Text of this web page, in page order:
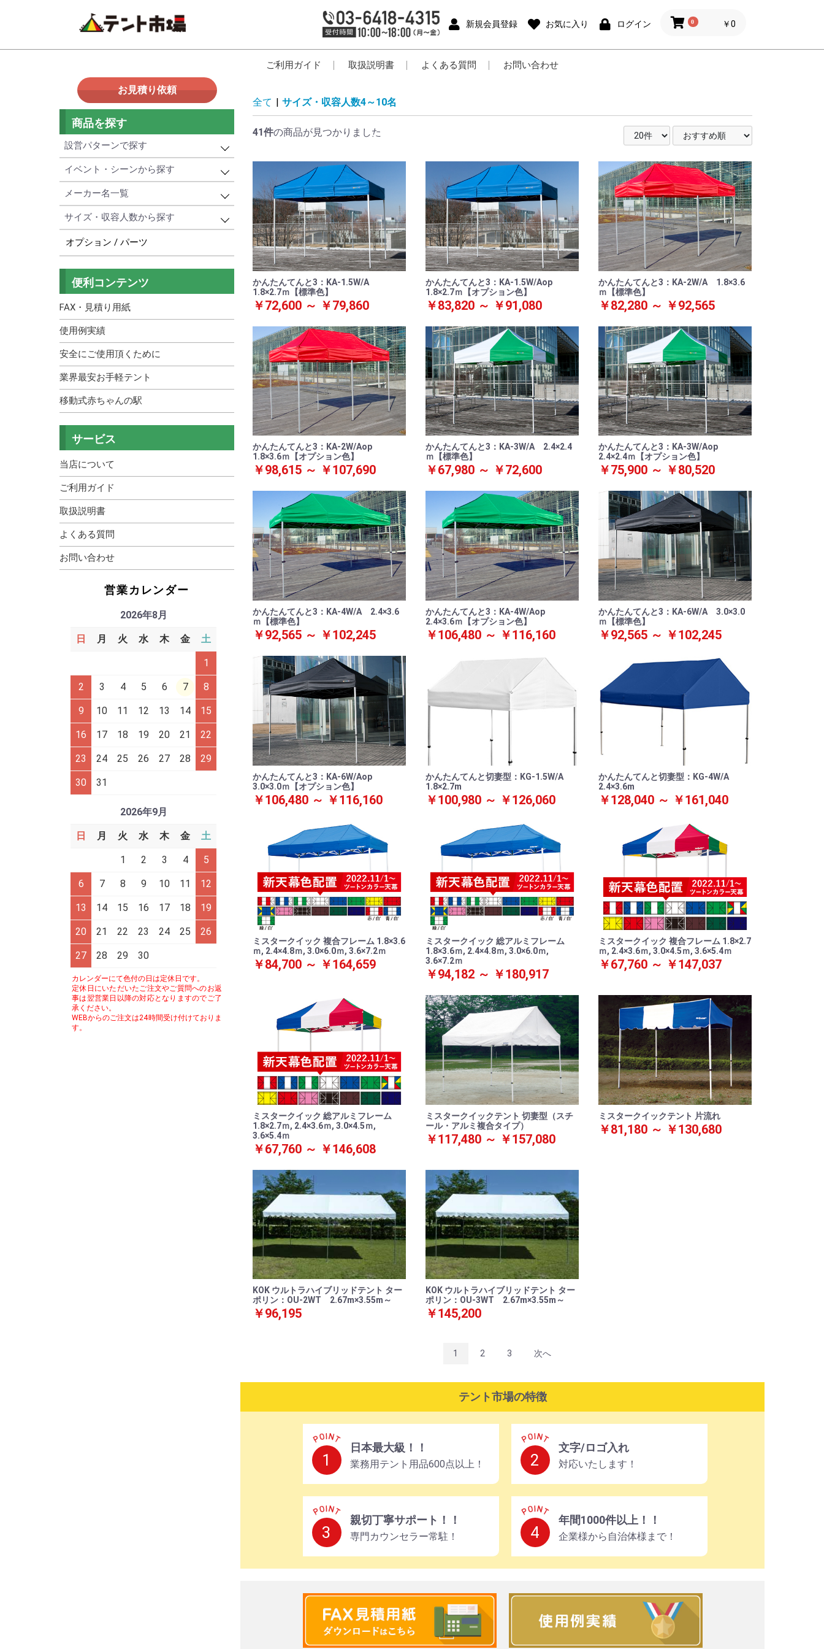
新規会員登録 お気に入り ログイン 0 ￥0
ご利用ガイド 取扱説明書 よくある質問 お問い合わせ
お見積り依頼
商品を探す
設営パターンで探す
設営パターンで探す
簡単！ワンタッチ式
頑丈！パイプ組立て式
イベント・シーンから探す
イベント・プロモーション用
学校・幼稚園・寄贈用
日よけ・紫外線対策用
メーカー名一覧
メーカー名一覧
かんたんてんと
ミスタークイック
KOK
お手軽テント
サイズ・収容人数から探す
サイズ・収容人数から探す
3名以下
4～10名
11～20名
21名以上
オプション / パーツ
便利コンテンツ
FAX・見積り用紙
使用例実績
安全にご使用頂くために
業界最安お手軽テント
移動式赤ちゃんの駅
サービス
当店について
ご利用ガイド
取扱説明書
よくある質問
お問い合わせ
営業カレンダー
2026年8月
日 月 火 水 木 金 土
1
2 3 4 5 6 7 8
9 10 11 12 13 14 15
16 17 18 19 20 21 22
23 24 25 26 27 28 29
30 31
2026年9月
日 月 火 水 木 金 土
1 2 3 4 5
6 7 8 9 10 11 12
13 14 15 16 17 18 19
20 21 22 23 24 25 26
27 28 29 30
カレンダーにて色付の日は定休日です。
定休日にいただいたご注文やご質問へのお返
事は翌営業日以降の対応となりますのでご了
承ください。
WEBからのご注文は24時間受け付けておりま
す。
全て | サイズ・収容人数4～10名
41件の商品が見つかりました
かんたんてんと3：KA-1.5W/A
1.8×2.7ｍ【標準色】
￥72,600 ～ ￥79,860
かんたんてんと3：KA-1.5W/Aop
1.8×2.7ｍ【オプション色】
￥83,820 ～ ￥91,080
かんたんてんと3：KA-2W/A 1.8×3.6
ｍ【標準色】
￥82,280 ～ ￥92,565
かんたんてんと3：KA-2W/Aop
1.8×3.6ｍ【オプション色】
￥98,615 ～ ￥107,690
かんたんてんと3：KA-3W/A 2.4×2.4
ｍ【標準色】
￥67,980 ～ ￥72,600
かんたんてんと3：KA-3W/Aop
2.4×2.4ｍ【オプション色】
￥75,900 ～ ￥80,520
かんたんてんと3：KA-4W/A 2.4×3.6
ｍ【標準色】
￥92,565 ～ ￥102,245
かんたんてんと3：KA-4W/Aop
2.4×3.6ｍ【オプション色】
￥106,480 ～ ￥116,160
かんたんてんと3：KA-6W/A 3.0×3.0
ｍ【標準色】
￥92,565 ～ ￥102,245
かんたんてんと3：KA-6W/Aop
3.0×3.0ｍ【オプション色】
￥106,480 ～ ￥116,160
かんたんてんと切妻型：KG-1.5W/A
1.8×2.7m
￥100,980 ～ ￥126,060
かんたんてんと切妻型：KG-4W/A
2.4×3.6m
￥128,040 ～ ￥161,040
ミスタークイック 複合フレーム 1.8×3.6
ｍ, 2.4×4.8ｍ, 3.0×6.0ｍ, 3.6×7.2ｍ
￥84,700 ～ ￥164,659
ミスタークイック 総アルミフレーム
1.8×3.6ｍ, 2.4×4.8ｍ, 3.0×6.0ｍ,
3.6×7.2ｍ
￥94,182 ～ ￥180,917
ミスタークイック 複合フレーム 1.8×2.7
ｍ, 2.4×3.6ｍ, 3.0×4.5ｍ, 3.6×5.4ｍ
￥67,760 ～ ￥147,037
ミスタークイック 総アルミフレーム
1.8×2.7ｍ, 2.4×3.6ｍ, 3.0×4.5ｍ,
3.6×5.4ｍ
￥67,760 ～ ￥146,608
ミスタークイックテント 切妻型（スチ
ール・アルミ複合タイプ）
￥117,480 ～ ￥157,080
ミスタークイックテント 片流れ
￥81,180 ～ ￥130,680
KOK ウルトラハイブリッドテント ター
ポリン：OU-2WT 2.67m×3.55m～
￥96,195
KOK ウルトラハイブリッドテント ター
ポリン：OU-3WT 2.67m×3.55m～
￥145,200
1 2 3 次へ
テント市場の特徴
1
日本最大級！！
業務用テント用品600点以上！ 2
文字/ロゴ入れ
対応いたします！
3
親切丁寧サポート！！
専門カウンセラー常駐！ 4
年間1000件以上！！
企業様から自治体様まで！